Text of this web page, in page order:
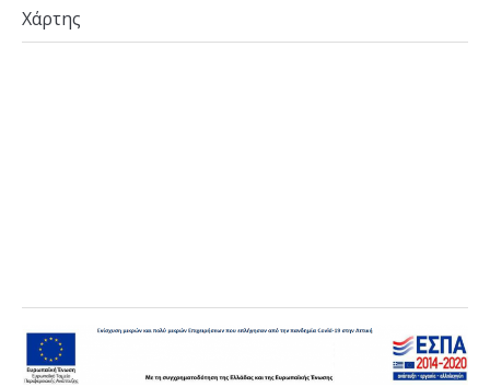
Χάρτης